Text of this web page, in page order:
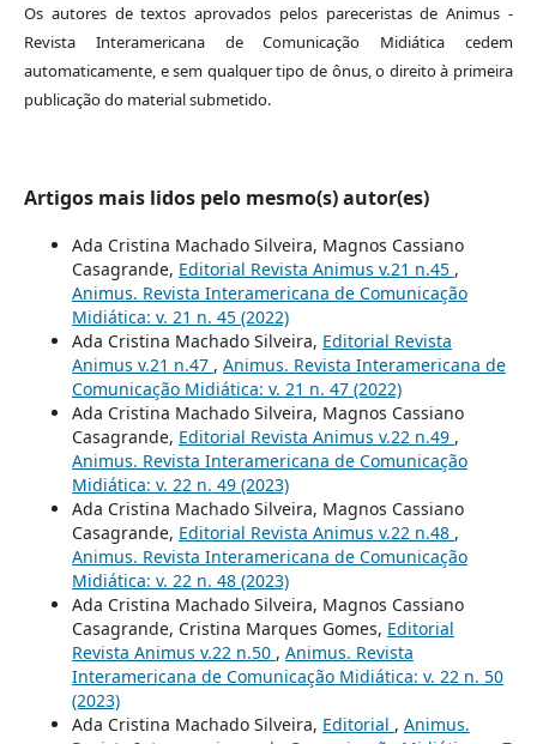
Os autores de textos aprovados pelos pareceristas de Animus -
Revista Interamericana de Comunicação Midiática cedem
automaticamente, e sem qualquer tipo de ônus, o direito à primeira
publicação do material submetido.
Artigos mais lidos pelo mesmo(s) autor(es)
Ada Cristina Machado Silveira, Magnos Cassiano
Casagrande, Editorial Revista Animus v.21 n.45 ,
Animus. Revista Interamericana de Comunicação
Midiática: v. 21 n. 45 (2022)
Ada Cristina Machado Silveira, Editorial Revista
Animus v.21 n.47 , Animus. Revista Interamericana de
Comunicação Midiática: v. 21 n. 47 (2022)
Ada Cristina Machado Silveira, Magnos Cassiano
Casagrande, Editorial Revista Animus v.22 n.49 ,
Animus. Revista Interamericana de Comunicação
Midiática: v. 22 n. 49 (2023)
Ada Cristina Machado Silveira, Magnos Cassiano
Casagrande, Editorial Revista Animus v.22 n.48 ,
Animus. Revista Interamericana de Comunicação
Midiática: v. 22 n. 48 (2023)
Ada Cristina Machado Silveira, Magnos Cassiano
Casagrande, Cristina Marques Gomes, Editorial
Revista Animus v.22 n.50 , Animus. Revista
Interamericana de Comunicação Midiática: v. 22 n. 50
(2023)
Ada Cristina Machado Silveira, Editorial , Animus.